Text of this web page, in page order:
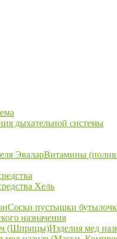
дыхательной системы
ЭваларВитамины
Хель
Соски пустышки
назначения
(Шприцы)Изделия мед